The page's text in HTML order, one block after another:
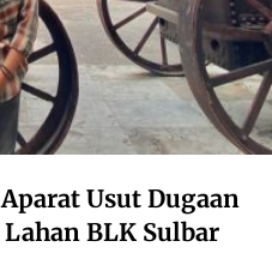
Usut Dugaan
BLK Sulbar